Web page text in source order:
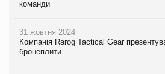
команди
31 жовтня 2024
Компанія Rarog Tactical Gear
бронеплити